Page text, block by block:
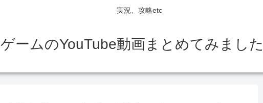
実況、攻略etc
ゲームのYouTube動画まとめてみました